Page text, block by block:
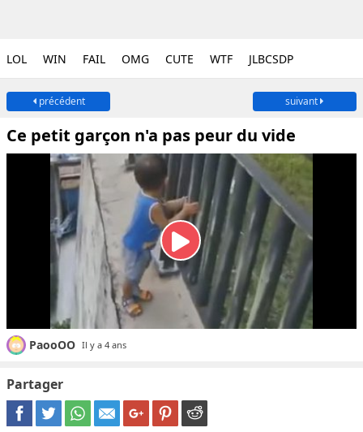
LOL WIN FAIL OMG CUTE WTF JLBCSDP
précédent suivant
Ce petit garçon n'a pas peur du vide
PaooOO Il y a 4 ans
Partager